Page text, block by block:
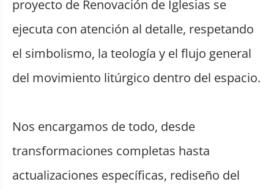
proyecto de Renovación de Iglesias se
ejecuta con atención al detalle, respetando
el simbolismo, la teología y el flujo general
del movimiento litúrgico dentro del espacio.
Nos encargamos de todo, desde
transformaciones completas hasta
actualizaciones específicas, rediseño del